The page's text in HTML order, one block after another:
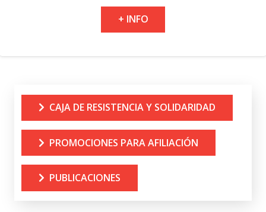
+ INFO
CAJA DE RESISTENCIA Y SOLIDARIDAD
PROMOCIONES PARA AFILIACIÓN
PUBLICACIONES